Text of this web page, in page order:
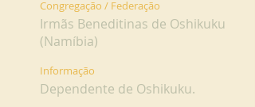
Congregação / Federação
Irmãs Beneditinas de Oshikuku
(Namíbia)
Informação
Dependente de Oshikuku.